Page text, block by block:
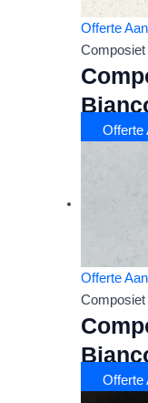
Offerte
Offerte
Offerte
Offerte